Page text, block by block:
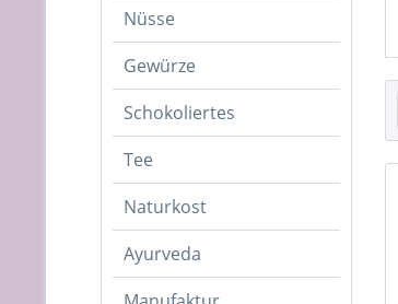
Nüsse
Gewürze
Schokoliertes
Tee
Naturkost
Ayurveda